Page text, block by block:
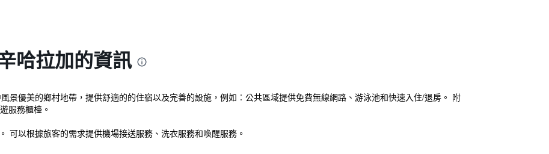
哈拉加的資訊
景優美的鄉村地帶，提供舒適的的住宿以及完善的設施，例如︰公共區域提供免費無線網路、游泳池和快速入住/退房。 附
服務櫃檯。
可以根據旅客的需求提供機場接送服務、洗衣服務和喚醒服務。